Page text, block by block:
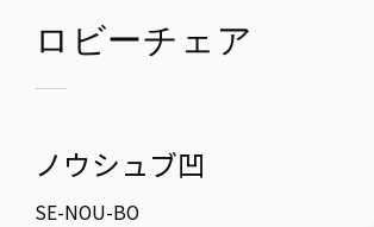
ロビーチェア
ノウシュブ凹
SE-NOU-BO